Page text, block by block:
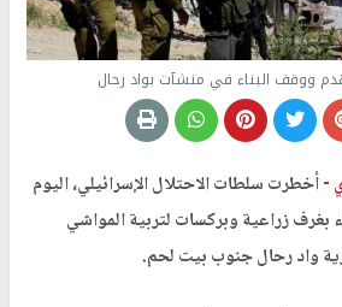
ووقف البناء في منشآت بواد رحال
-أخطرت سلطات الاحتلال الإسرائيلي، اليوم
بغرف زراعية وبركسات لتربية المواشي
واد رحال جنوب بيت لحم.